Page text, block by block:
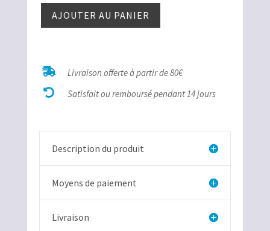
quantité
AJOUTER AU PANIER
 Livraison offerte à partir de 80€
 Satisfait ou remboursé pendant 14 jours
Description du produit
Moyens de paiement
Livraison